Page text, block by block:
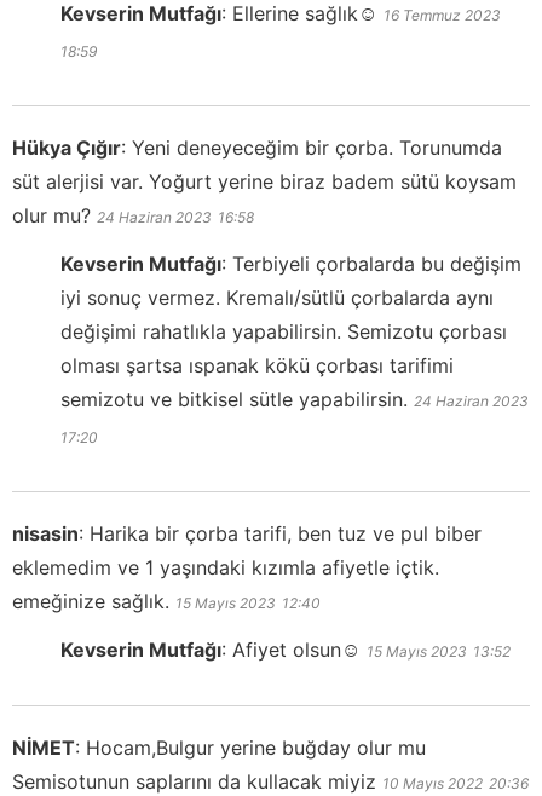
Kevserin Mutfağı: Ellerine sağlık☺️ 16 Temmuz 2023
18:59
Hükya Çığır: Yeni deneyeceğim bir çorba. Torunumda
süt alerjisi var. Yoğurt yerine biraz badem sütü koysam
olur mu? 24 Haziran 2023 16:58
Kevserin Mutfağı: Terbiyeli çorbalarda bu değişim
iyi sonuç vermez. Kremalı/sütlü çorbalarda aynı
değişimi rahatlıkla yapabilirsin. Semizotu çorbası
olması şartsa ıspanak kökü çorbası tarifimi
semizotu ve bitkisel sütle yapabilirsin. 24 Haziran 2023
17:20
nisasin: Harika bir çorba tarifi, ben tuz ve pul biber
eklemedim ve 1 yaşındaki kızımla afiyetle içtik.
emeğinize sağlık. 15 Mayıs 2023 12:40
Kevserin Mutfağı: Afiyet olsun☺️ 15 Mayıs 2023 13:52
NİMET: Hocam,Bulgur yerine buğday olur mu
Semisotunun saplarını da kullacak miyiz 10 Mayıs 2022 20:36